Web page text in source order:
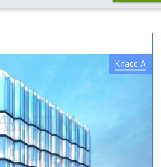
Класс A